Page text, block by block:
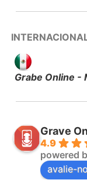
Grabe Online -
Grave
4.9
powered
avalie-